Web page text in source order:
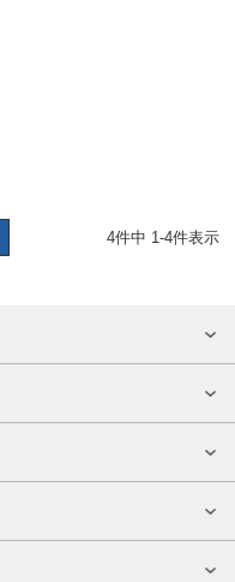
4件中 1 -4件表示